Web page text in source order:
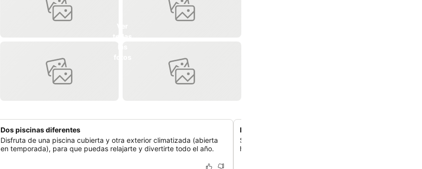
Dos piscinas diferentes
Disfruta de una piscina cubierta y otra exterior climatizada (abierta
en temporada), para que puedas relajarte y divertirte todo el año.
Restaurante Palms Cafe en el hotel
Saborea la deliciosa cocina americana en el
hotel, donde los huéspedes alaban la comida y el